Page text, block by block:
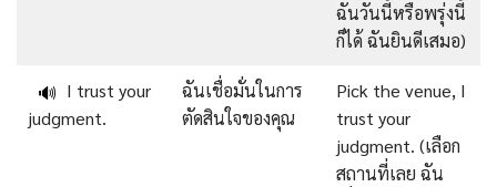
ฉันวันนี้หรือพรุ่งนี้
ก็ได้ ฉันยินดีเสมอ)
🔊 I trust your
judgment.
ฉันเชื่อมั่นในการ
ตัดสินใจของคุณ
Pick the venue, I
trust your
judgment. (เลือก
สถานที่เลย ฉัน